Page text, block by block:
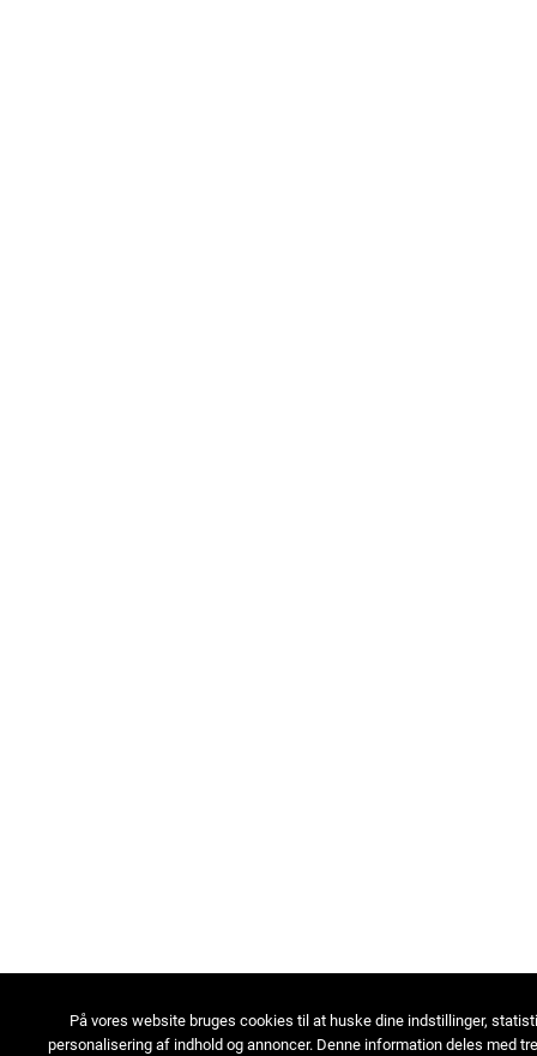
På vores website bruges cookies til at huske dine indstillinger,
personalisering af indhold og annoncer. Denne information deles med